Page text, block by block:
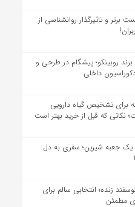
برتر و تاثیرگذار روانشناسی از
روبینکو؛ پیشگام در طرحی و
داخلی
برای تشخیص گیاه دارویی
نکاتی که قبل از خرید بهتر است
جعبه شیرین؛ سفری به دل
زنده؛ انتخابی سالم برای
مطمئن